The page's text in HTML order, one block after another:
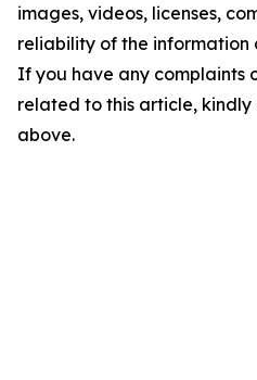
images, videos, licenses,
reliability of the information
If you have any complaints
related to this article,
above.